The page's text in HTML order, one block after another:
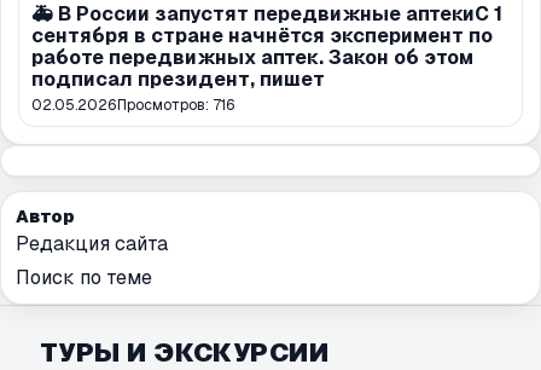
🚑 В России запустят передвижные аптекиС 1
сентября в стране начнётся эксперимент по
работе передвижных аптек. Закон об этом
подписал президент, пишет
02.05.2026Просмотров: 716
Автор
Редакция сайта
Поиск по теме
ТУРЫ И ЭКСКУРСИИ